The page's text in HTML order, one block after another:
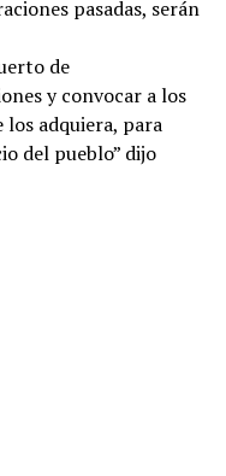
pasadas, serán
de
y convocar a los
adquiera, para
del pueblo” dijo